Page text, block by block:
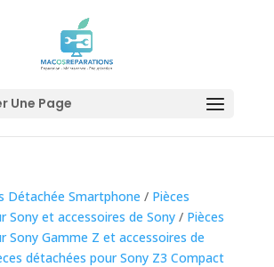
Une Page
Détachée Smartphone / Pièces
Sony et accessoires de Sony/ Pièces
Sony Gamme Z et accessoires de
détachées pour Sony Z3 Compact